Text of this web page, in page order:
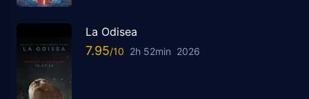
La Odisea
7.95 2h 52min 2026